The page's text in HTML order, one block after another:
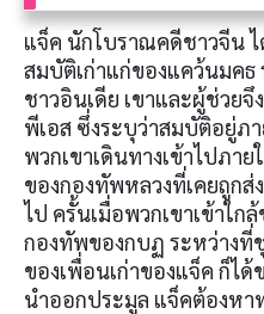
แจ็ค นักโบราณคดีชาวจีน
สมบัติเก่าแก่ของแคว้นมค
ชาวอินเดีย เขาและผู้ช่วย
พีเอส ซึ่งระบุว่าสมบัติอยู่ภ
พวกเขาเดินทางเข้าไปภา
ของกองทัพหลวงที่เคยถูก
ไป ครั้นเมื่อพวกเขาเข้าใ
กองทัพของกบฏ ระหว่างที่
ของเพื่อนเก่าของแจ็ค ก็ไ
นำออกประมูล แจ็คต้องหา